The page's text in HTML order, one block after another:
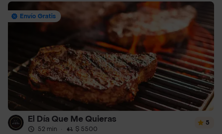
Envío Gratis
El Día Que Me Quieras
52 min · $ 5500
5